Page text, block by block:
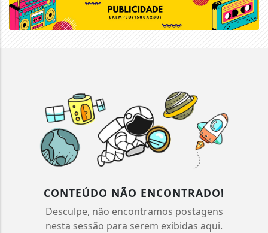
CONTEÚDO NÃO ENCONTRADO!
Desculpe, não encontramos postagens
nesta sessão para serem exibidas aqui.